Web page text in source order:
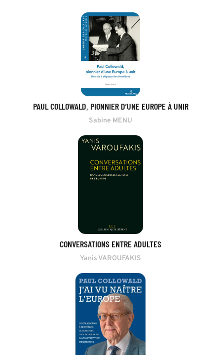
PAUL COLLOWALD, PIONNIER D’UNE EUROPE À UNIR
Sabine MENU
CONVERSATIONS ENTRE ADULTES
Yanis VAROUFAKIS